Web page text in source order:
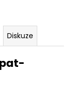
Diskuze